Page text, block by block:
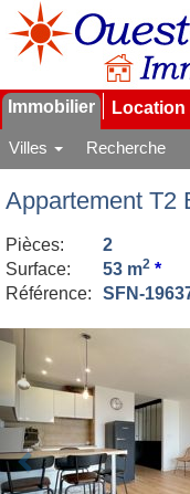
Immobilier Location
Villes Recherche
Appartement T2
Pièces:
2
Surface:
53 m2 *
Référence:
SFN-